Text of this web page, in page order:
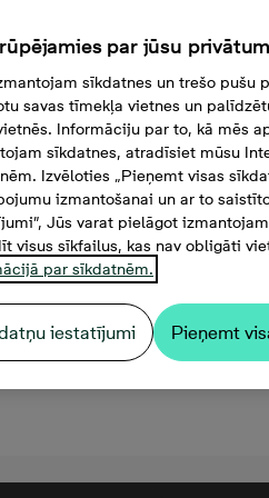
000 €, 3 -
par jūsu
sīkdatnes un trešo pušu
savas tīmekļa vietnes un
Informāciju par to, kā mēs
sīkdatnes, atradīsiet mūsu
Izvēloties „Pieņemt visas
izmantošanai un ar to
Jūs varat pielāgot
visus sīkfailus, kas nav obligāti
par sīkdatnēm.
iestatījumi Pieņemt